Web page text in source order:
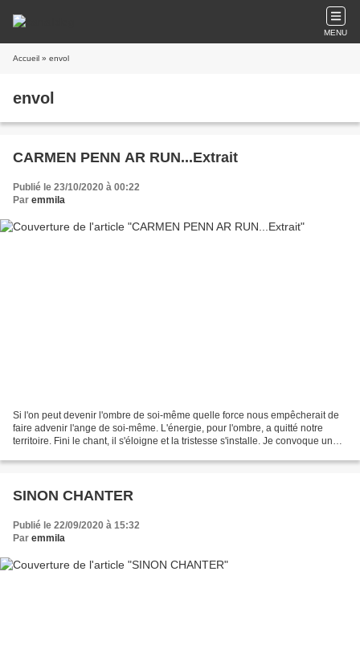
MENU
Accueil » envol
envol
CARMEN PENN AR RUN...Extrait
Publié le 23/10/2020 à 00:22
Par emmila
Si l'on peut devenir l'ombre de soi-même quelle force nous empêcherait de
faire advenir l'ange de soi-même. L'énergie, pour l'ombre, a quitté notre
territoire. Fini le chant, il s'éloigne et la tristesse s'installe. Je convoque un
SINON CHANTER
Publié le 22/09/2020 à 15:32
Par emmila